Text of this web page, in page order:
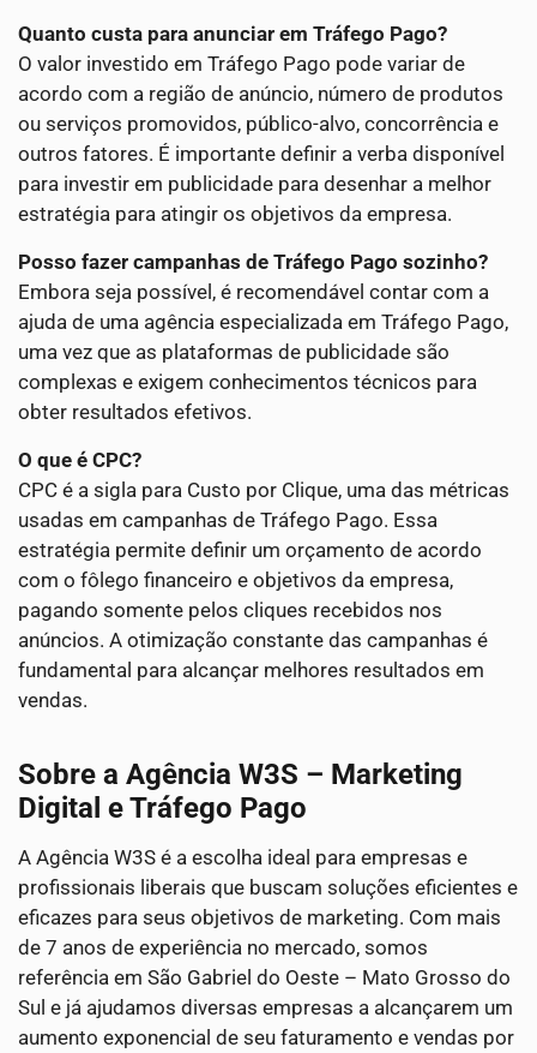
Quanto custa para anunciar em Tráfego Pago?
O valor investido em Tráfego Pago pode variar de
acordo com a região de anúncio, número de produtos
ou serviços promovidos, público-alvo, concorrência e
outros fatores. É importante definir a verba disponível
para investir em publicidade para desenhar a melhor
estratégia para atingir os objetivos da empresa.
Posso fazer campanhas de Tráfego Pago sozinho?
Embora seja possível, é recomendável contar com a
ajuda de uma agência especializada em Tráfego Pago,
uma vez que as plataformas de publicidade são
complexas e exigem conhecimentos técnicos para
obter resultados efetivos.
O que é CPC?
CPC é a sigla para Custo por Clique, uma das métricas
usadas em campanhas de Tráfego Pago. Essa
estratégia permite definir um orçamento de acordo
com o fôlego financeiro e objetivos da empresa,
pagando somente pelos cliques recebidos nos
anúncios. A otimização constante das campanhas é
fundamental para alcançar melhores resultados em
vendas.
Sobre a Agência W3S – Marketing
Digital e Tráfego Pago
A Agência W3S é a escolha ideal para empresas e
profissionais liberais que buscam soluções eficientes e
eficazes para seus objetivos de marketing. Com mais
de 7 anos de experiência no mercado, somos
referência em São Gabriel do Oeste – Mato Grosso do
Sul e já ajudamos diversas empresas a alcançarem um
aumento exponencial de seu faturamento e vendas por